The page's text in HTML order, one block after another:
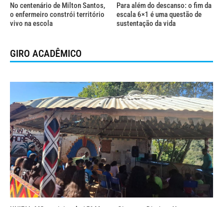
No centenário de Milton Santos,
o enfermeiro constrói território
vivo na escola
Para além do descanso: o fim da
escala 6×1 é uma questão de
sustentação da vida
GIRO ACADÊMICO